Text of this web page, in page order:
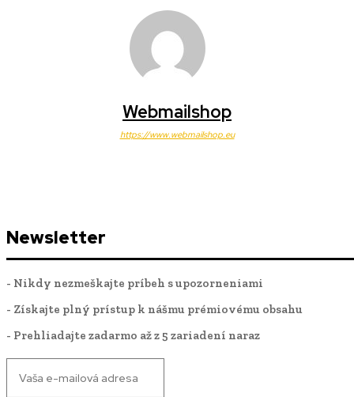
Webmailshop
https://www.webmailshop.eu
Newsletter
- Nikdy nezmeškajte príbeh s upozorneniami
- Získajte plný prístup k nášmu prémiovému obsahu
- Prehliadajte zadarmo až z 5 zariadení naraz